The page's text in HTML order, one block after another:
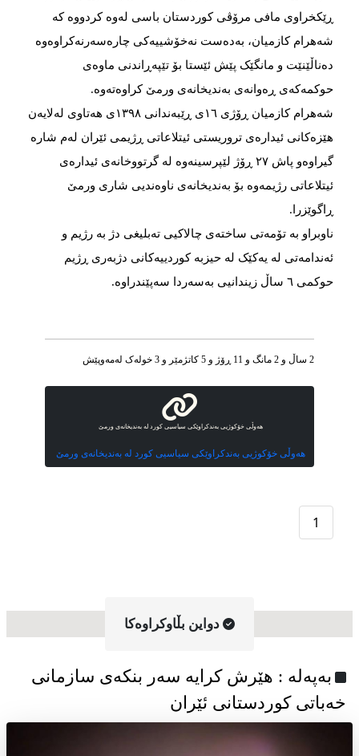
ڕێکخراوی مافی مرۆڤی کوردستان باسی لەوە کردووە کە
شەهرام کازمیان، بەدەست نەخۆشییەکی چارەسەرنەکراوەوە
دەناڵێنێت و مانگێک پێش ئێستا بۆ تێپەڕاندنی ماوەی
حوکمەکەی ڕەوانەی بەندیخانەی ورمێ کراوەتەوە.
شەهرام کازمیان ڕۆژی ١٦ی ڕێبەندانی ١٣٩٨ی هەتاوی لەلایەن
هێزەکانی ئیدارەی تروریستی ئیتلاعاتی ڕژیمی ئێران لەم شارە
گیراوەو پاش ٢٧ ڕۆژ لێپرسینەوە لە گرتووخانەی ئیدارەی
ئیتلاعاتی رژیمەوە بۆ بەندیخانەی ناوەندیی شاری ورمێ
ڕاگوێزرا.
ناوبراو بە تۆمەتی ساختەی چالاکیی تەبلیغی دژ بە رژیم و
ئەندامەتی لە یەکێک لە حیزبە کوردییەکانی دژبەری ڕژیم
حوکمی ٦ ساڵ زیندانیی بەسەردا سەپێندراوە.
2 ساڵ و 2 مانگ و 11 ڕۆژ و 5 کاتژمێر و 3 خوله‌ک له‌مه‌وپێش‌
هەوڵی خۆكوژیی بەندکراوێکی سیاسیی کورد لە بەندیخانەی ورمێ
هەوڵی خۆكوژیی بەندکراوێکی سیاسیی کورد لە بەندیخانەی ورمێ
1
دواین بڵاوکراوه‌کا
به‌په‌له‌ : هێرش کرایە سەر بنکەی سازمانی
خەباتی کوردستانی ئێران